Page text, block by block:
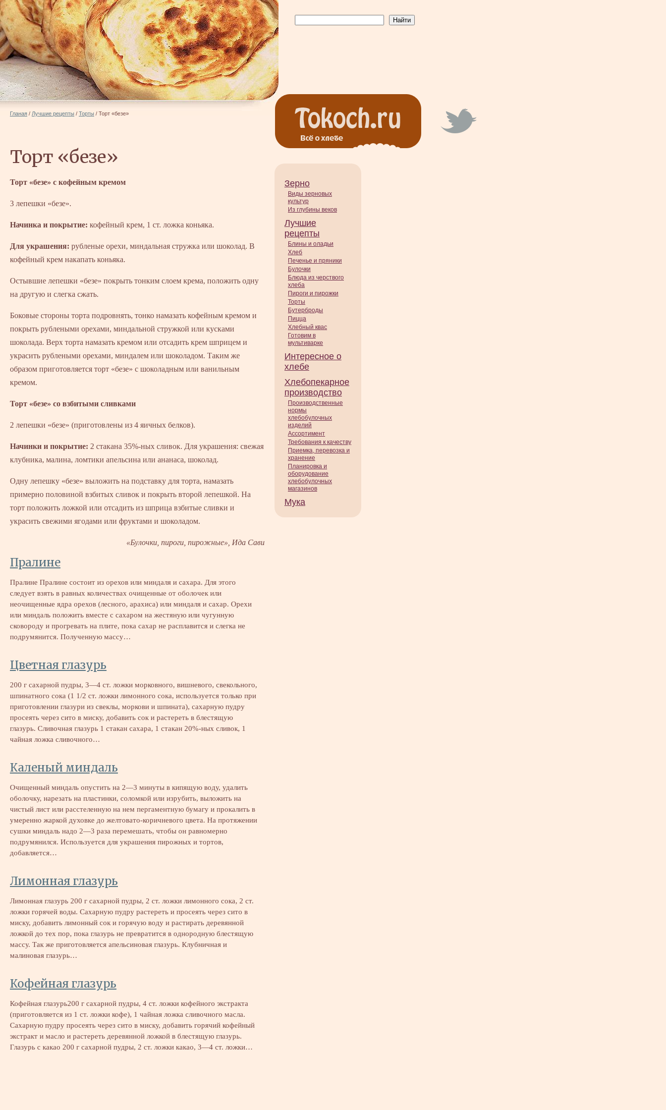
Гланая / Лучшие рецепты / Торты / Торт «безе»
Торт «безе»
Торт «безе» с кофейным кремом
3 лепешки «безе».
Начинка и покрытие: кофейный крем, 1 ст. ложка коньяка.
Для украшения: рубленые орехи, миндальная стружка или шоколад. В
кофейный крем накапать коньяка.
Остывшие лепешки «безе» покрыть тонким слоем крема, положить одну
на другую и слегка сжать.
Боковые стороны торта подровнять, тонко намазать кофейным кремом и
покрыть рублеными орехами, миндальной стружкой или кусками
шоколада. Верх торта намазать кремом или отсадить крем шприцем и
украсить рублеными орехами, миндалем или шоколадом. Таким же
образом приготовляется торт «безе» с шоколадным или ванильным
кремом.
Торт «безе» со взбитыми сливками
2 лепешки «безе» (приготовлены из 4 яичных белков).
Начинки и покрытие: 2 стакана 35%-ных сливок. Для украшения: свежая
клубника, малина, ломтики апельсина или ананаса, шоколад.
Одну лепешку «безе» выложить на подставку для торта, намазать
примерно половиной взбитых сливок и покрыть второй лепешкой. На
торт положить ложкой или отсадить из шприца взбитые сливки и
украсить свежими ягодами или фруктами и шоколадом.
«Булочки, пироги, пирожные», Ида Сави
Пралине
Пралине Пралине состоит из орехов или миндаля и сахара. Для этого
следует взять в равных количествах очищенные от оболочек или
неочищенные ядра орехов (лесного, арахиса) или миндаля и сахар. Орехи
или миндаль положить вместе с сахаром на жестяную или чугунную
сковороду и прогревать на плите, пока сахар не расплавится и слегка не
подрумянится. Полученную массу…
Цветная глазурь
200 г сахарной пудры, 3—4 ст. ложки морковного, вишневого, свекольного,
шпинатного сока (1 1/2 ст. ложки лимонного сока, используется только при
приготовлении глазури из свеклы, моркови и шпината), сахарную пудру
просеять через сито в миску, добавить сок и растереть в блестящую
глазурь. Сливочная глазурь 1 стакан сахара, 1 стакан 20%-ных сливок, 1
чайная ложка сливочного…
Каленый миндаль
Очищенный миндаль опустить на 2—3 минуты в кипящую воду, удалить
оболочку, нарезать на пластинки, соломкой или изрубить, выложить на
чистый лист или расстеленную на нем пергаментную бумагу и прокалить в
умеренно жаркой духовке до желтовато-коричневого цвета. На протяжении
сушки миндаль надо 2—3 раза перемешать, чтобы он равномерно
подрумянился. Используется для украшения пирожных и тортов,
добавляется…
Лимонная глазурь
Лимонная глазурь 200 г сахарной пудры, 2 ст. ложки лимонного сока, 2 ст.
ложки горячей воды. Сахарную пудру растереть и просеять через сито в
миску, добавить лимонный сок и горячую воду и растирать деревянной
ложкой до тех пор, пока глазурь не превратится в однородную блестящую
массу. Так же приготовляется апельсиновая глазурь. Клубничная и
малиновая глазурь…
Кофейная глазурь
Кофейная глазурь200 г сахарной пудры, 4 ст. ложки кофейного экстракта
(приготовляется из 1 ст. ложки кофе), 1 чайная ложка сливочного масла.
Сахарную пудру просеять через сито в миску, добавить горячий кофейный
экстракт и масло и растереть деревянной ложкой в блестящую глазурь.
Глазурь с какао 200 г сахарной пудры, 2 ст. ложки какао, 3—4 ст. ложки…
Зерно
Виды зерновых
культур
Из глубины веков
Лучшие
рецепты
Блины и оладьи
Хлеб
Печенье и пряники
Булочки
Блюда из черствого
хлеба
Пироги и пирожки
Торты
Бутерброды
Пицца
Хлебный квас
Готовим в
мультиварке
Интересное о
хлебе
Хлебопекарное
производство
Производственные
нормы
хлебобулочных
изделий
Ассортимент
Требования к качеству
Приемка, перевозка и
хранение
Планировка и
оборудование
хлебобулочных
магазинов
Мука